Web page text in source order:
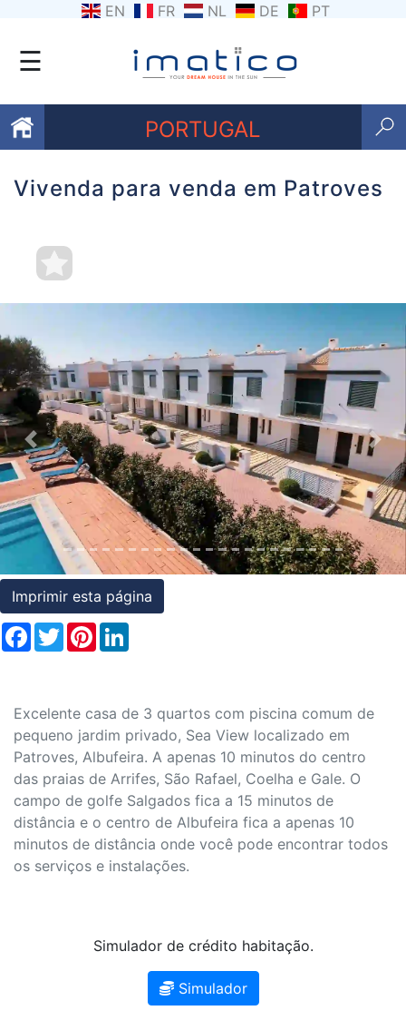
EN FR NL DE PT
☰
PORTUGAL
Favoritos
nós
Contacte-
nos
Termos
e
Condições
Testemunhos
Assessoria
Jurídica
Vivenda para venda em Patroves
Previous Next
Imprimir esta página
Facebook
TwitterPinterest
Excelente casa de 3 quartos com piscina comum de
pequeno jardim privado, Sea View localizado em
Patroves, Albufeira. A apenas 10 minutos do centro
das praias de Arrifes, São Rafael, Coelha e Gale. O
campo de golfe Salgados fica a 15 minutos de
distância e o centro de Albufeira fica a apenas 10
minutos de distância onde você pode encontrar todos
os serviços e instalações.
Simulador de crédito habitação.
Simulador